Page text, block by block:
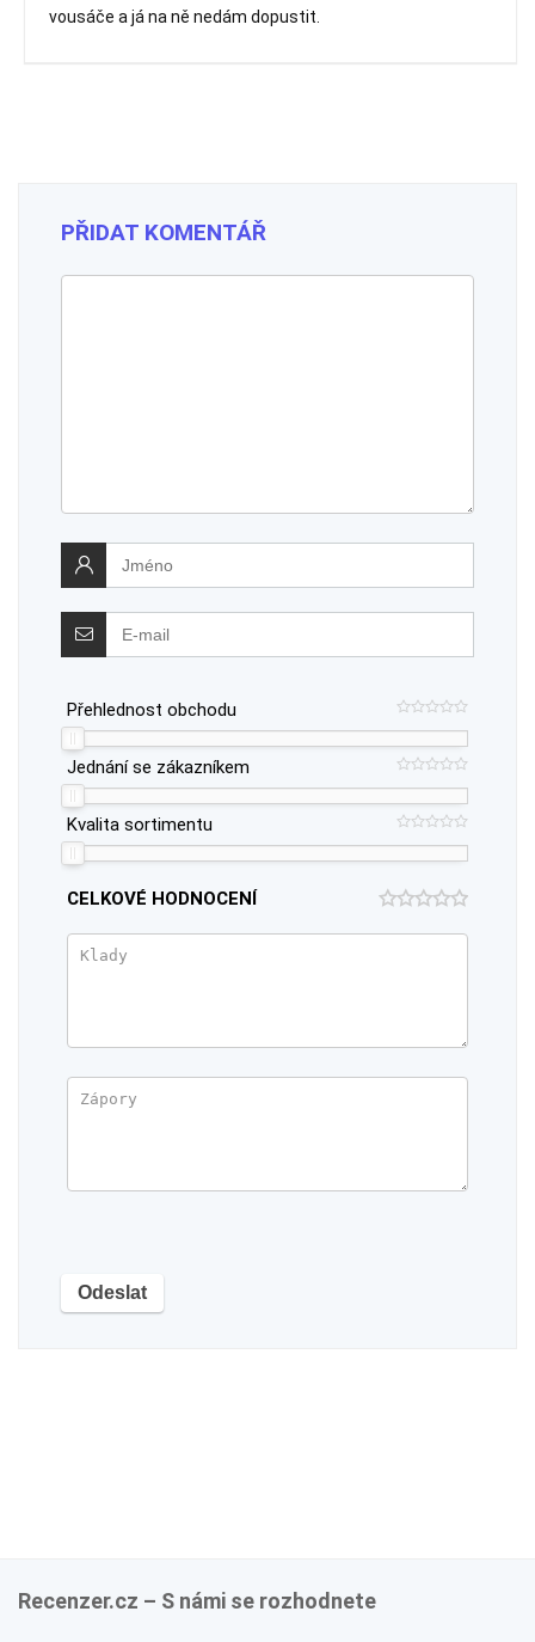
vousáče a já na ně nedám dopustit.
PŘIDAT KOMENTÁŘ
Přehlednost obchodu
Jednání se zákazníkem
Kvalita sortimentu
CELKOVÉ HODNOCENÍ
Recenzer.cz – S námi se rozhodnete